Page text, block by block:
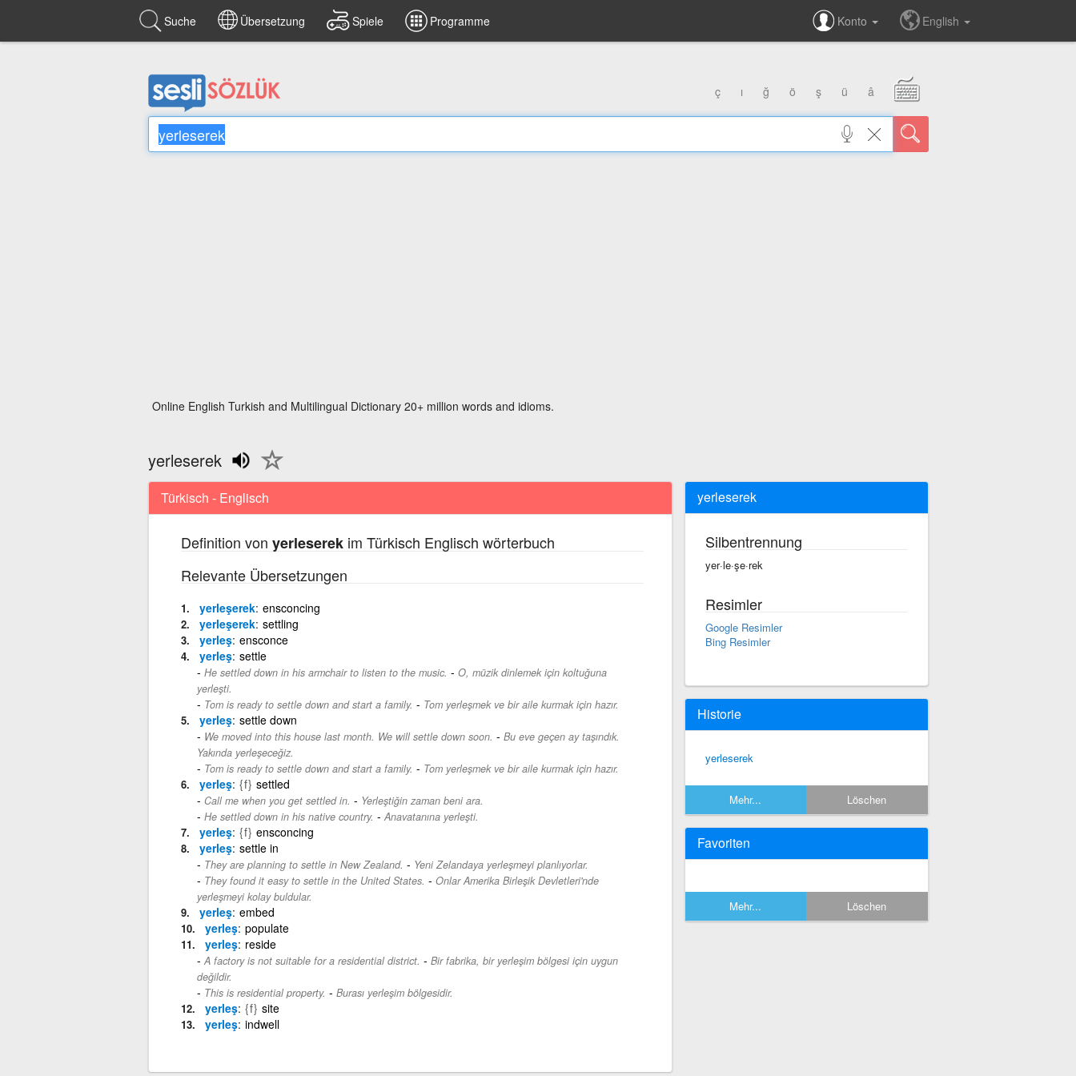
Suche Übersetzung Spiele Programme Konto English
ç ı ğ ö ş ü â
Online English Turkish and Multilingual Dictionary 20+ million words and idioms.
yerleserek
Türkisch - Englisch
Definition von yerleserekim Türkisch Englisch wörterbuch
Relevante Übersetzungen
yerleşerek ensconcing
yerleşerek settling
yerleş ensconce
yerleş settle
He settled down in his armchair to listen to the music. - O, müzik dinlemek için koltuğuna
yerleşti.
Tom is ready to settle down and start a family. - Tom yerleşmek ve bir aile kurmak için hazır.
yerleş settle down
We moved into this house last month. We will settle down soon. - Bu eve geçen ay taşındık.
Yakında yerleşeceğiz.
Tom is ready to settle down and start a family. - Tom yerleşmek ve bir aile kurmak için hazır.
yerleş {f} settled
Call me when you get settled in. - Yerleştiğin zaman beni ara.
He settled down in his native country. - Anavatanına yerleşti.
yerleş {f} ensconcing
yerleş settle in
They are planning to settle in New Zealand. - Yeni Zelandaya yerleşmeyi planlıyorlar.
They found it easy to settle in the United States. - Onlar Amerika Birleşik Devletleri'nde
yerleşmeyi kolay buldular.
yerleş embed
yerleş populate
yerleş reside
A factory is not suitable for a residential district. - Bir fabrika, bir yerleşim bölgesi için uygun
değildir.
This is residential property. - Burası yerleşim bölgesidir.
yerleş {f} site
yerleş indwell
yerleserek
Silbentrennung
yer·le·şe·rek
Resimler
Google Resimler
Bing Resimler
Historie
yerleserek
Mehr... Löschen
Favoriten
Mehr... Löschen